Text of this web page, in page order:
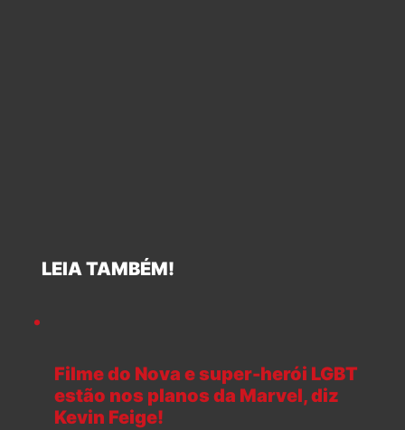
LEIA TAMBÉM!
Filme do Nova e super-herói LGBT
estão nos planos da Marvel, diz
Kevin Feige!